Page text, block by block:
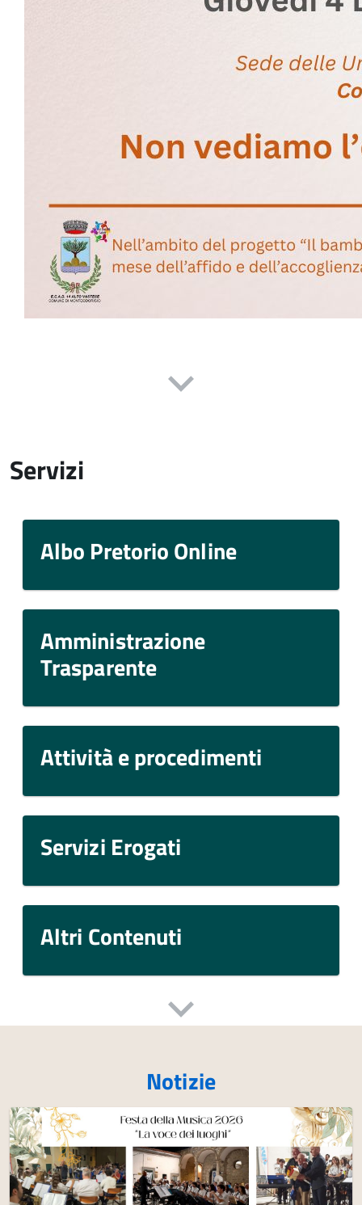
Servizi
Albo Pretorio Online
Amministrazione
Trasparente
Attività e procedimenti
Servizi Erogati
Altri Contenuti
Notizie